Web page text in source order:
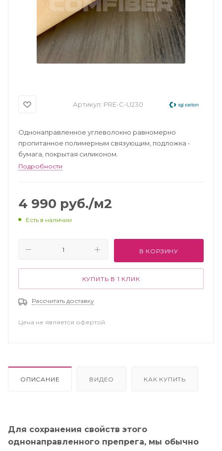
Артикул: PRE-C-U230
Однонаправленное углеволокно равномерно
пропитанное полимерным связующим, подложка -
бумага, покрытая силиконом.
Подробности
4 990 руб./м2
Есть в наличии
В КОРЗИНУ
КУПИТЬ В 1 КЛИК
Рассчитать доставку
Цена не является офертой.
ОПИСАНИЕ ВИДЕО КАК КУПИТЬ
Для сохранения свойств этого
однонаправленного препрега, мы обычно